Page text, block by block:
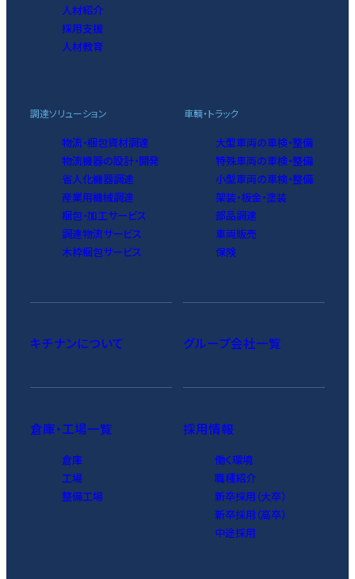
人材紹介
採用支援
人材教育
調達ソリューション
物流・梱包資材調達
物流機器の設計・開発
省人化機器調達
産業用機械調達
梱包・加工サービス
調達物流サービス
木枠梱包サービス
車輌・トラック
大型車両の車検・整備
特殊車両の車検・整備
小型車両の車検・整備
架装・板金・塗装
部品調達
車両販売
保険
キチナンについて
倉庫・工場一覧
倉庫
工場
整備工場
グループ会社一覧
採用情報
働く環境
職種紹介
新卒採用（大卒）
新卒採用（高卒）
中途採用